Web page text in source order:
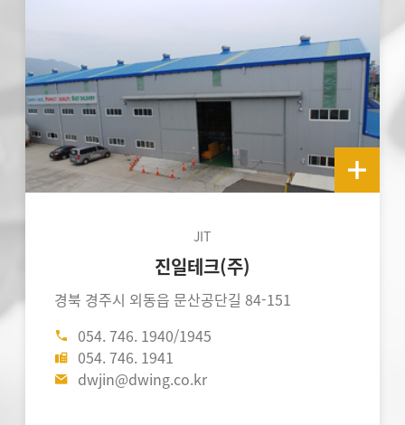
JIT
진일테크(주)
경북 경주시 외동읍 문산공단길 84-151
054. 746. 1940/1945
054. 746. 1941
dwjin@dwing.co.kr